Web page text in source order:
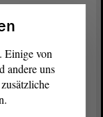
dieses
im großen
wir in
und
Einige von
andere uns